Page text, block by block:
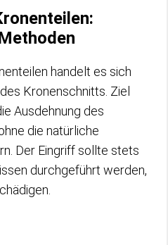
handelt es sich
Kronenschnitts. Ziel
Ausdehnung des
die natürliche
Der Eingriff sollte stets
durchgeführt werden,